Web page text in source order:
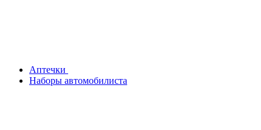
Аптечки
Наборы автомобилиста